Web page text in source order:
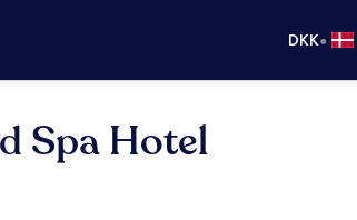
DKK•
Spa Hotel